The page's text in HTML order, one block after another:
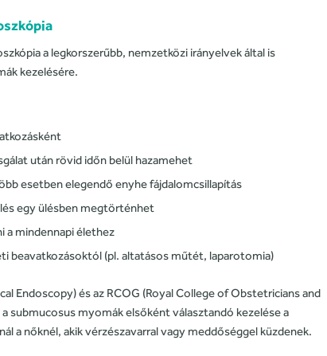
a legkorszerűbb, nemzetközi irányelvek által is
kezelésére.
után rövid időn belül hazamehet
esetben elegendő enyhe fájdalomcsillapítás
egy ülésben megtörténhet
a mindennapi élethez
beavatkozásoktól (pl. altatásos műtét, laparotomia)
Endoscopy) és az RCOG (Royal College of Obstetricians and
submucosus myomák elsőként választandó kezelése a
a nőknél, akik vérzészavarral vagy meddőséggel küzdenek.